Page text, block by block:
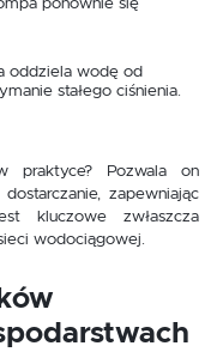
ponownie się
oddziela wodę od
stałego ciśnienia.
praktyce? Pozwala on
zapewniając
kluczowe zwłaszcza
wodociągowej.